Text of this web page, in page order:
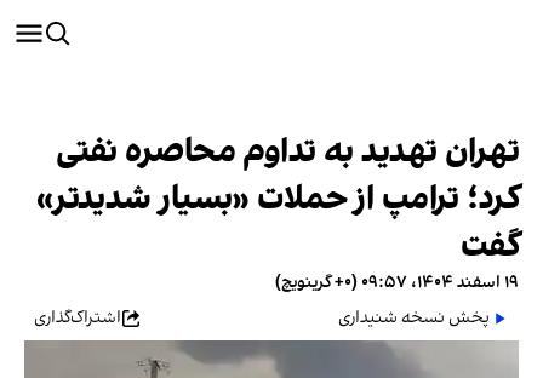
تهران تهدید به تداوم محاصره نفتی
کرد؛ ترامپ از حملات «بسیار شدیدتر»
گفت
۱۹ اسفند ۱۴۰۴، ۰۹:۵۷ (‎+۰ گرینویچ)
پخش نسخه شنیداری
اشتراک‌گذاری